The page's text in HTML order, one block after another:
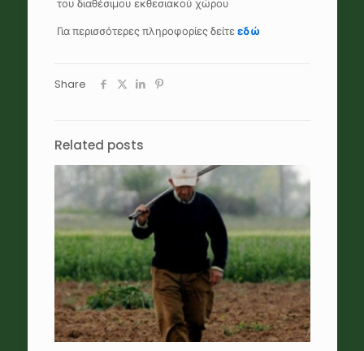
του διαθέσιμου εκθεσιακού χώρου
Για περισσότερες πληροφορίες δείτεεδώ
Share
Related posts